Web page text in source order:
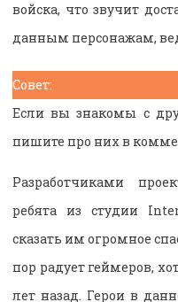
войска, что звучит
данным персонажам,
Совет:
Если вы знакомы с
пишите про них в
Разработчиками
ребята из студии
сказать им огромное
пор радует геймеров,
лет назад. Герои в